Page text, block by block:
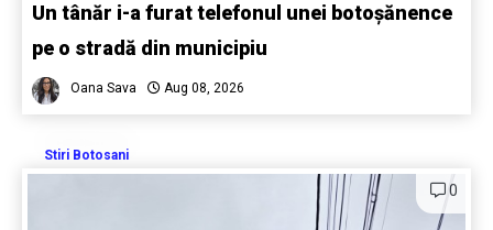
Un tânăr i-a furat telefonul unei botoșănence
pe o stradă din municipiu
Oana Sava Aug 08, 2026
Stiri Botosani
0